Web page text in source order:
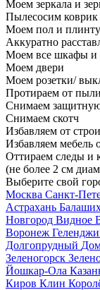
Моем зеркала и
Пылесосим
Моем пол и
Аккуратно
Моем все шкафы и
Моем двери
Моем розетки/
Протираем от
Снимаем
Снимаем скотч
Избавляем от
Избавляем мебель
Оттираем следы и
(не более 2 см
Выберите свой
Москва Санкт-
Астрахань
Новгород Видное
Воронеж
Долгопрудный
Зеленогорск
Йошкар-Ола
Киров Клин